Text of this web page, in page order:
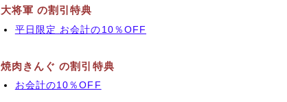
大将軍 の割引特典
平日限定 お会計の10％OFF
焼肉きんぐ の割引特典
お会計の10％OFF